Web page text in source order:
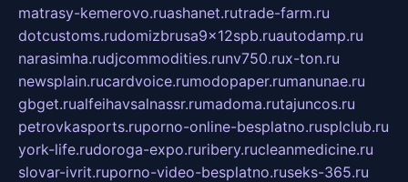
matrasy-kemerovo.ruashanet.rutrade-farm.ru
dotcustoms.rudomizbrusa9x12spb.ruautodamp.ru
narasimha.rudjcommodities.runv750.rux-ton.ru
newsplain.rucardvoice.rumodopaper.rumanunae.ru
gbget.rualfeihavsalnassr.rumadoma.rutajuncos.ru
petrovkasports.ruporno-online-besplatno.rusplclub.ru
york-life.rudoroga-expo.ruribery.rucleanmedicine.ru
slovar-ivrit.ruporno-video-besplatno.ruseks-365.ru